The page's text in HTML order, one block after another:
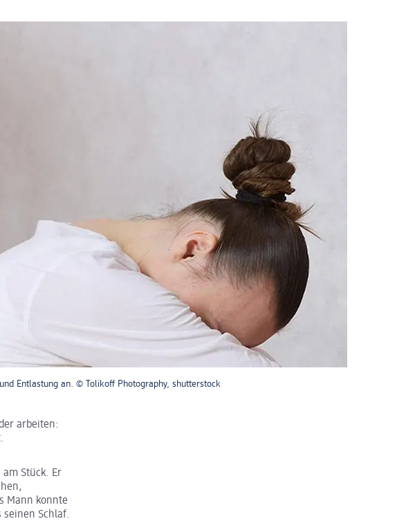
Entlastung an. © Tolikoff Photography, shutterstock
arbeiten:
Stück. Er
Mann konnte
Schlaf.